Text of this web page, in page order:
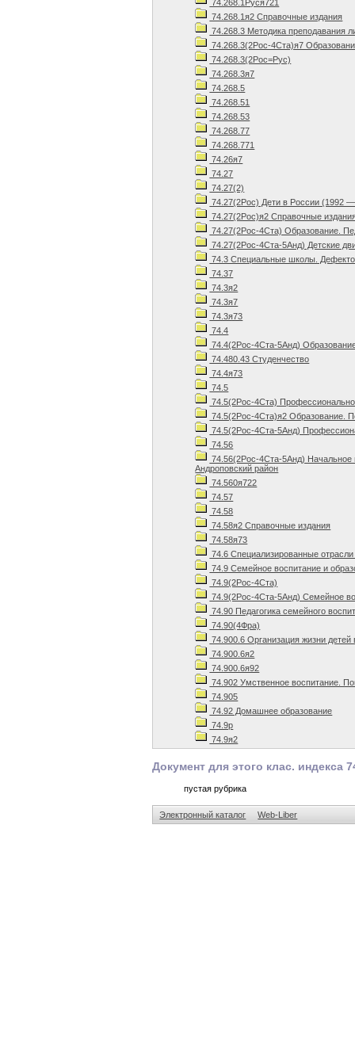
74.268.1Руся721
74.268.1я2 Справочные издания
74.268.3 Методика преподавания
74.268.3(2Рос-4Ста)я7
74.268.3(2Рос=Рус)
74.268.3я7
74.268.5
74.268.51
74.268.53
74.268.77
74.268.771
74.26я7
74.27
74.27(2)
74.27(2Рос) Дети в России (1992
74.27(2Рос)я2 Справочные
74.27(2Рос-4Ста) Образование.
74.27(2Рос-4Ста-5Анд) Детские
74.3 Специальные школы.
74.37
74.3я2
74.3я7
74.3я73
74.4
74.4(2Рос-4Ста-5Анд)
74.480.43 Студенчество
74.4я73
74.5
74.5(2Рос-4Ста)
74.5(2Рос-4Ста)я2 Образование.
74.5(2Рос-4Ста-5Анд)
74.56
74.56(2Рос-4Ста-5Анд) Начальное
Андроповский район
74.560я722
74.57
74.58
74.58я2 Справочные издания
74.58я73
74.6 Специализированные отрасли
74.9 Семейное воспитание и
74.9(2Рос-4Ста)
74.9(2Рос-4Ста-5Анд) Семейное
74.90 Педагогика семейного
74.90(4Фра)
74.900.6 Организация жизни детей
74.900.6я2
74.900.6я92
74.902 Умственное воспитание.
74.905
74.92 Домашнее образование
74.9р
74.9я2
Документ для этого клас. индекса
пустая рубрика
Электронный каталог Web-Liber